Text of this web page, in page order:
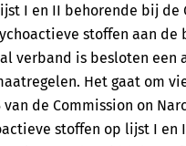
I en II behorende bij de
stoffen aan
verband is besloten een
Het gaat om
de Commission on
stoffen op lijst I